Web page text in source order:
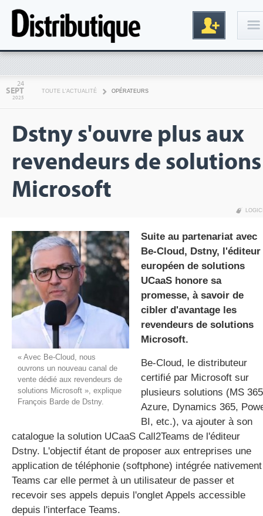
gratuite
24
SEPT
2025
TOUTE L'ACTUALITÉ OPÉRATEURS
Dstny s'ouvre plus aux
revendeurs de solutions
Microsoft
« Avec Be-Cloud, nous
ouvrons un nouveau canal de
vente dédié aux revendeurs de
solutions Microsoft », explique
François Barde de Dstny.
Suite au partenariat avec
Be-Cloud, Dstny, l'éditeur
européen de solutions
UCaaS honore sa
promesse, à savoir de
cibler d'avantage les
revendeurs de solutions
Microsoft.
Be-Cloud, le distributeur
certifié par Microsoft sur
plusieurs solutions (MS
Azure, Dynamics 365,
BI, etc.), va ajouter à son
catalogue la solution UCaaS Call2Teams de l'éditeur
Dstny. L'objectif étant de proposer aux entreprises une
application de téléphonie (softphone) intégrée
Teams car elle permet à un utilisateur de passer et
recevoir ses appels depuis l'onglet Appels accessible
depuis l'interface Teams.